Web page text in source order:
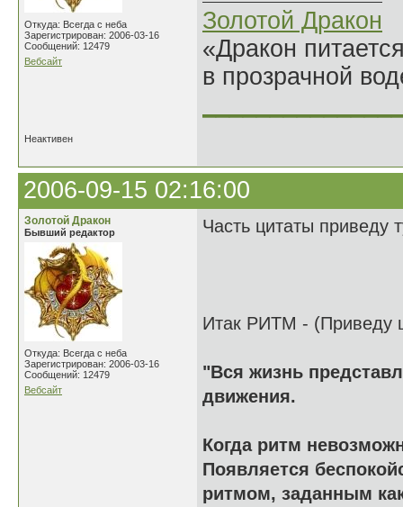
Откуда: Всегда с неба
Зарегистрирован: 2006-03-16
Сообщений: 12479
Вебсайт
Золотой Дракон
«Дракон
в прозрачной
Неактивен
2006-09-15 02:16:00
Золотой Дракон
Бывший редактор
Откуда: Всегда с неба
Зарегистрирован: 2006-03-16
Сообщений: 12479
Вебсайт
Часть цитаты приведу
Итак РИТМ - (Приведу
"Вся жизнь
движения.
Когда ритм
Появляется
ритмом, заданным